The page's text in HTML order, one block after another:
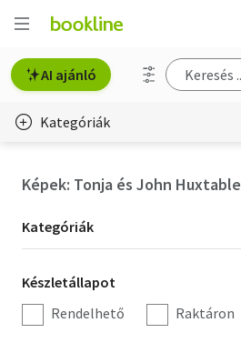
AI ajánló
Kategóriák
Hobbi, szabadidő
Irodalom
Képek: Tonja és John
Kategória
szűrés
Kategóriák
Készletállapot
szűrés
Készletállapot
Rendelhető
Raktáron